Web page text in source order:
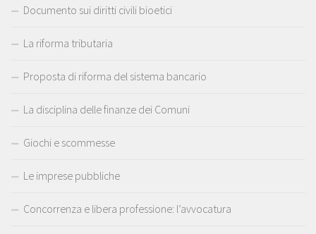
Documento sui diritti civili bioetici
La riforma tributaria
Proposta di riforma del sistema bancario
La disciplina delle finanze dei Comuni
Giochi e scommesse
Le imprese pubbliche
Concorrenza e libera professione: l’avvocatura